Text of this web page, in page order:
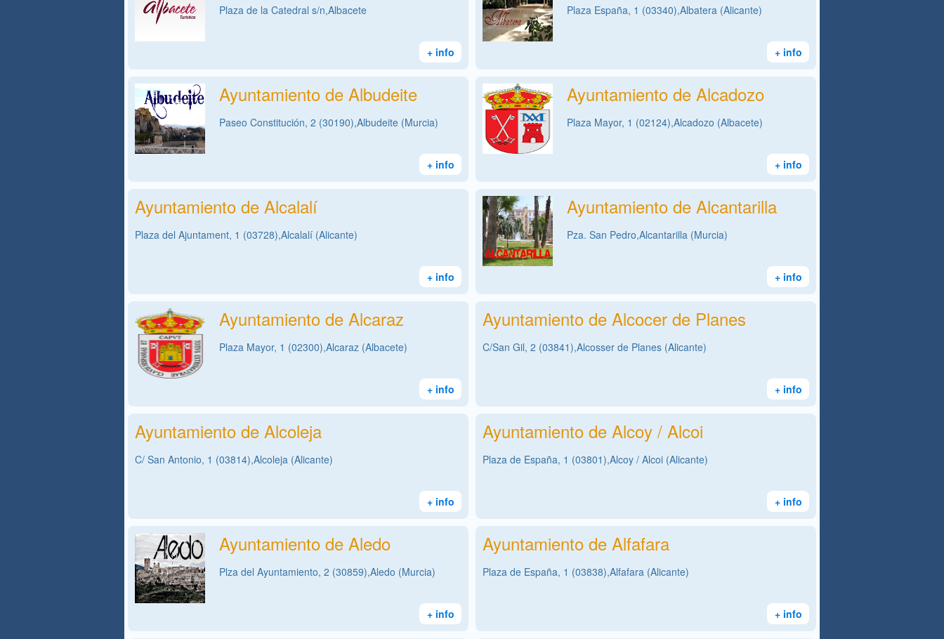
Plaza de la Catedral s/n,Albacete
+ info
Plaza España, 1 (03340),Albatera (Alicante)
+ info
Ayuntamiento de Albudeite
Paseo Constitución, 2 (30190),Albudeite (Murcia)
+ info
Ayuntamiento de Alcadozo
Plaza Mayor, 1 (02124),Alcadozo (Albacete)
+ info
Ayuntamiento de Alcalalí
Plaza del Ajuntament, 1 (03728),Alcalalí (Alicante)
+ info
Ayuntamiento de Alcantarilla
Pza. San Pedro,Alcantarilla (Murcia)
+ info
Ayuntamiento de Alcaraz
Plaza Mayor, 1 (02300),Alcaraz (Albacete)
+ info
Ayuntamiento de Alcocer de Planes
C/San Gil, 2 (03841),Alcosser de Planes (Alicante)
+ info
Ayuntamiento de Alcoleja
C/ San Antonio, 1 (03814),Alcoleja (Alicante)
+ info
Ayuntamiento de Alcoy / Alcoi
Plaza de España, 1 (03801),Alcoy / Alcoi (Alicante)
+ info
Ayuntamiento de Aledo
Plza del Ayuntamiento, 2 (30859),Aledo (Murcia)
+ info
Ayuntamiento de Alfafara
Plaza de España, 1 (03838),Alfafara (Alicante)
+ info